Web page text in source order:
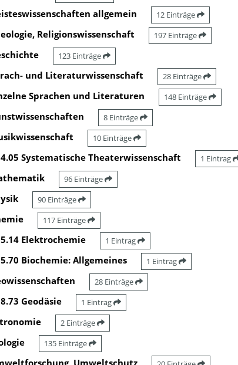
allgemein 12 Einträge
Religionswissenschaft 197 Einträge
123 Einträge
und Literaturwissenschaft 28 Einträge
Sprachen und Literaturen 148 Einträge
8 Einträge
10 Einträge
Systematische Theaterwissenschaft 1 Eintrag
96 Einträge
90 Einträge
117 Einträge
Elektrochemie 1 Eintrag
Biochemie: Allgemeines 1 Eintrag
28 Einträge
Geodäsie 1 Eintrag
2 Einträge
135 Einträge
Umweltschutz